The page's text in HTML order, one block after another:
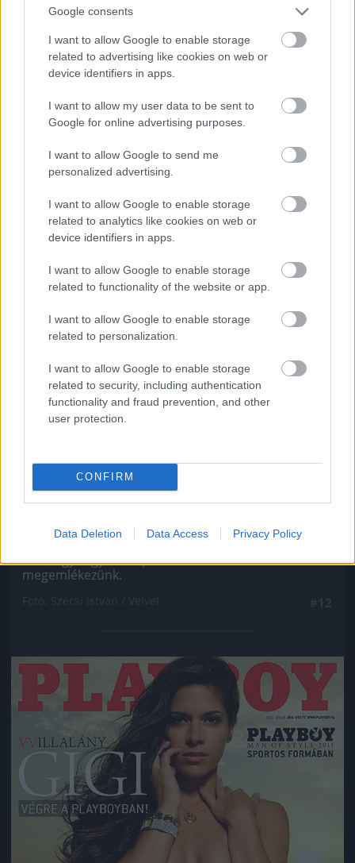
Google consents
I want to allow Google to enable storage
related to advertising like cookies on web or
device identifiers in apps.
I want to allow my user data to be sent to
Google for online advertising purposes.
I want to allow Google to send me
personalized advertising.
I want to allow Google to enable storage
related to analytics like cookies on web or
device identifiers in apps.
I want to allow Google to enable storage
related to functionality of the website or app.
I want to allow Google to enable storage
related to personalization.
I want to allow Google to enable storage
related to security, including authentication
functionality and fraud prevention, and other
user protection.
CONFIRM
Data Deletion Data Access Privacy Policy
De jelölték díjakra az Ex Machina c. film miatt is, és
Angelina Jolie után ő lett Lara Croft - nyilván
nemcsak azért, mert tehetséges, hanem azért is,
Fassbender felesége.
Fotó: Larry Busacca / Getty Images Hungary
Jön még kép!
Ahogy minden ex Való Világ-szereplőről, úgy VV
Gigiről se hallott még soha senki, még véletlenül
sem, úgyhogy most pár szóban róla is
megemlékezünk.
Jön még kép!